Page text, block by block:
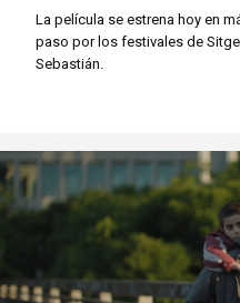
La película se estrena hoy en
paso por los festivales de
Sebastián.